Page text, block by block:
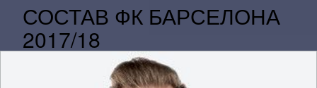
СОСТАВ ФК БАРСЕЛОНА
2017/18